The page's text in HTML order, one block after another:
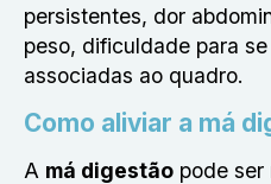
persistentes, dor
peso, dificuldade para
associadas ao quadro.
Como aliviar a má
A má digestão pode